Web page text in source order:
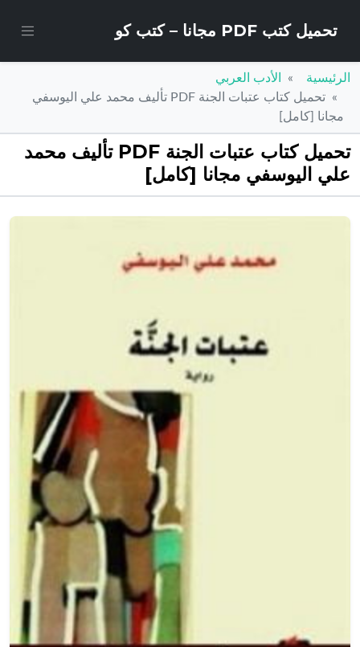
تحميل كتب PDF مجانا – كتب كو
الرئيسية
الأدب العربي
تحميل كتاب عتبات الجنة PDF تأليف محمد علي اليوسفي
مجانا [كامل]
تحميل كتاب عتبات الجنة PDF تأليف محمد
علي اليوسفي مجانا [كامل]